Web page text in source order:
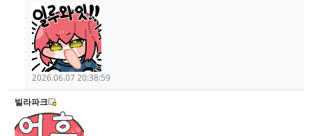
2026.06.07 20:38:59
빌라파크